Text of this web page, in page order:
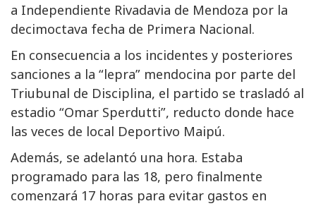
a Independiente Rivadavia de Mendoza por la
decimoctava fecha de Primera Nacional.
En consecuencia a los incidentes y posteriores
sanciones a la “lepra” mendocina por parte del
Triubunal de Disciplina, el partido se trasladó al
estadio “Omar Sperdutti”, reducto donde hace
las veces de local Deportivo Maipú.
Además, se adelantó una hora. Estaba
programado para las 18, pero finalmente
comenzará 17 horas para evitar gastos en